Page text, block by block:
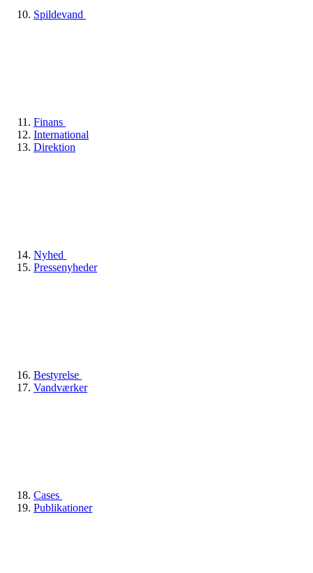
Spildevand
Finans
International
Direktion
Nyhed
Pressenyheder
Bestyrelse
Vandværker
Cases
Publikationer